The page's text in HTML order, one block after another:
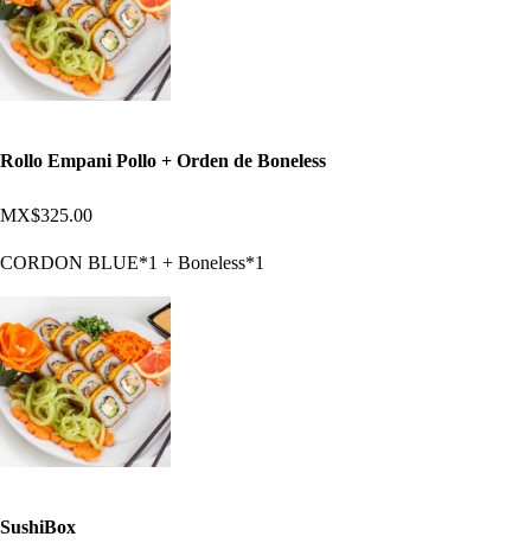
Rollo Empani Pollo + Orden de Boneless
MX$325.00
CORDON BLUE*1 + Boneless*1
SushiBox